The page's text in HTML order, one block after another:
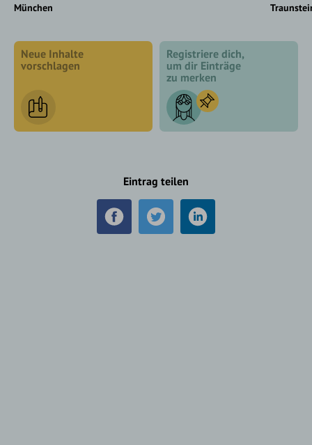
München
Neue Inhalte
vorschlagen
Registriere dich,
um dir Einträge
zu merken
Eintrag teilen